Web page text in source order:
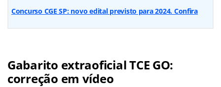
Concurso CGE SP: novo edital previsto para 2024. Confira
Gabarito extraoficial TCE GO:
correção em vídeo